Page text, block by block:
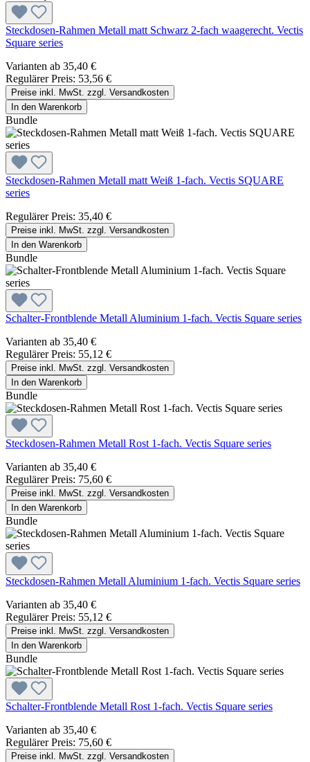
Steckdosen-Rahmen Metall matt Schwarz 2-fach waagerecht. Vectis
Square series
Varianten ab 35,40 €
Regulärer Preis: 53,56 €
Preise inkl. MwSt. zzgl. Versandkosten
In den Warenkorb
Bundle
Steckdosen-Rahmen Metall matt Weiß 1-fach. Vectis SQUARE
series
Regulärer Preis: 35,40 €
Preise inkl. MwSt. zzgl. Versandkosten
In den Warenkorb
Bundle
Schalter-Frontblende Metall Aluminium 1-fach. Vectis Square series
Varianten ab 35,40 €
Regulärer Preis: 55,12 €
Preise inkl. MwSt. zzgl. Versandkosten
In den Warenkorb
Bundle
Steckdosen-Rahmen Metall Rost 1-fach. Vectis Square series
Varianten ab 35,40 €
Regulärer Preis: 75,60 €
Preise inkl. MwSt. zzgl. Versandkosten
In den Warenkorb
Bundle
Steckdosen-Rahmen Metall Aluminium 1-fach. Vectis Square series
Varianten ab 35,40 €
Regulärer Preis: 55,12 €
Preise inkl. MwSt. zzgl. Versandkosten
In den Warenkorb
Bundle
Schalter-Frontblende Metall Rost 1-fach. Vectis Square series
Varianten ab 35,40 €
Regulärer Preis: 75,60 €
Preise inkl. MwSt. zzgl. Versandkosten